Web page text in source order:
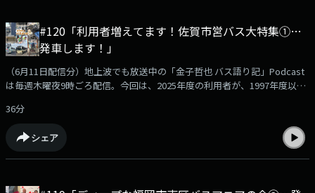
#120「利用者増えてます！佐賀市営バス大特集①…
発車します！」
（6月11日配信分）地上波でも放送中の「金子哲也 バス語り記」Podcast
は毎週木曜夜9時ごろ配信。今回は、2025年度の利用者が、1997年度以来
た！なぜ利用者が増えたのか？必聴です。Podcast限定のおまけ企画「バ
ス停探検隊」もあります！podcast版のバス語り記もお楽しみください！
【出演】金子哲也（KBCラジオディレクター）相島尚徳さん（佐賀市交通
局 業務課 副課長 兼 企画係長）沖浜貴彦さん（バス路線探検家・バス停探
36分
シェア